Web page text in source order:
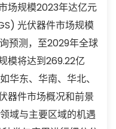
场规模2023年达亿元
光伏器件市场规模
预测，至2029年全球
模将达到269.22亿
华东、华南、华北、
器件市场概况和前景
域与主要区域的机遇